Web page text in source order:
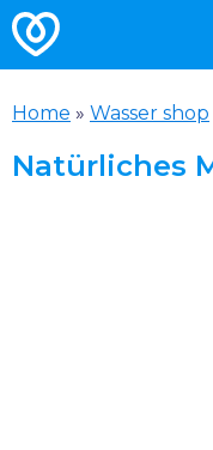
Home » Wasser shop
Natürliches